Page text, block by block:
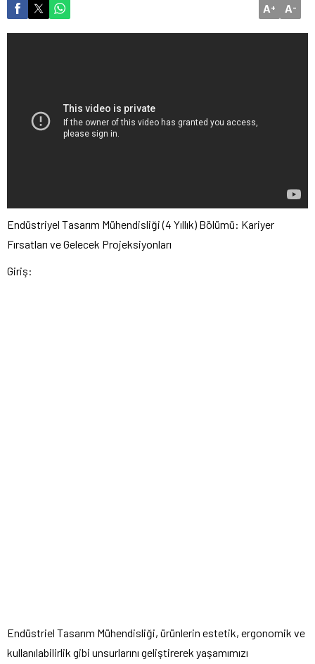
A+ A-
Endüstriyel Tasarım Mühendisliği (4 Yıllık) Bölümü: Kariyer
Fırsatları ve Gelecek Projeksiyonları
Giriş:
Endüstriel Tasarım Mühendisliği, ürünlerin estetik, ergonomik ve
kullanılabilirlik gibi unsurlarını geliştirerek yaşamımızı